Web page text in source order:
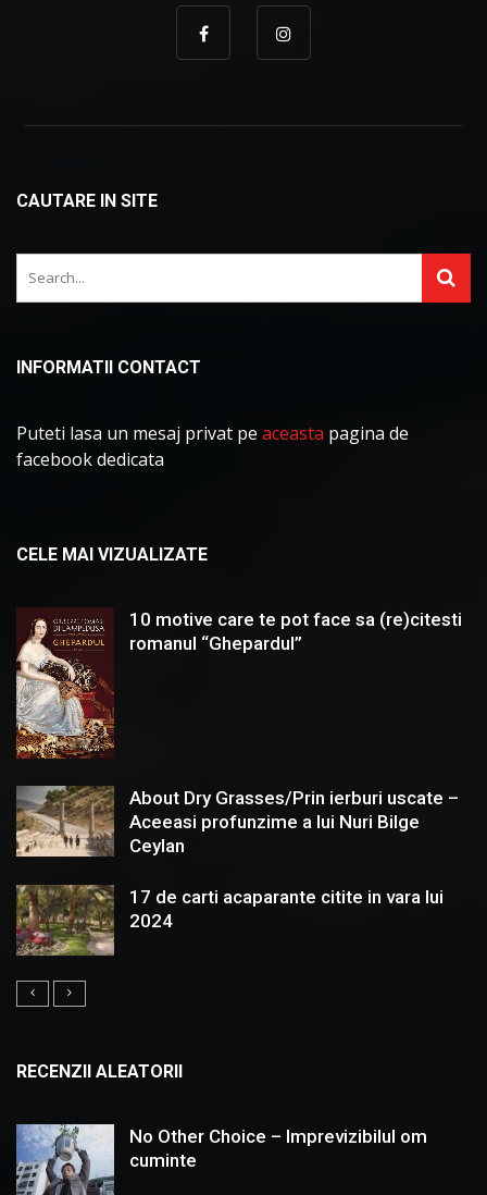
CAUTARE IN SITE
INFORMATII CONTACT
Puteti lasa un mesaj privat pe aceasta pagina de
facebook dedicata
CELE MAI VIZUALIZATE
10 motive care te pot face sa (re)citesti
romanul “Ghepardul”
About Dry Grasses/Prin ierburi uscate –
Aceeasi profunzime a lui Nuri Bilge
Ceylan
17 de carti acaparante citite in vara lui
2024
RECENZII ALEATORII
No Other Choice – Imprevizibilul om
cuminte